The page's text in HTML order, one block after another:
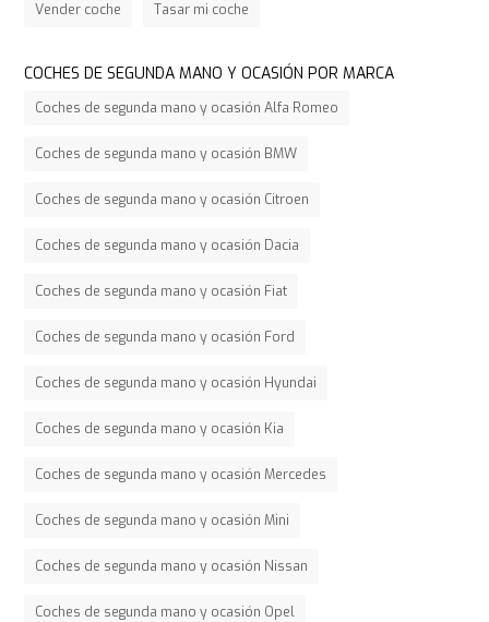
Vender coche Tasar mi coche
COCHES DE SEGUNDA MANO Y OCASIÓN POR MARCA
Coches de segunda mano y ocasión Alfa Romeo
Coches de segunda mano y ocasión BMW
Coches de segunda mano y ocasión Citroen
Coches de segunda mano y ocasión Dacia
Coches de segunda mano y ocasión Fiat
Coches de segunda mano y ocasión Ford
Coches de segunda mano y ocasión Hyundai
Coches de segunda mano y ocasión Kia
Coches de segunda mano y ocasión Mercedes
Coches de segunda mano y ocasión Mini
Coches de segunda mano y ocasión Nissan
Coches de segunda mano y ocasión Opel